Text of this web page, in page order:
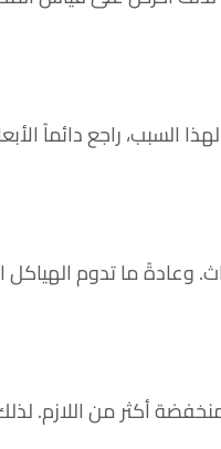
السبب، راجع دائماً
وعادةً ما تدوم
أكثر من اللازم.